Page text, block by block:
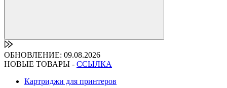
ОБНОВЛЕНИЕ: 09.08.2026
НОВЫЕ ТОВАРЫ - ССЫЛКА
Картриджи для принтеров